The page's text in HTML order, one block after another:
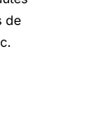
de